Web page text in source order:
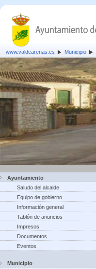
www.valdearenas.es Municipio
Ayuntamiento
Saludo del alcalde
Equipo de gobierno
Información general
Tablón de anuncios
Impresos
Documentos
Eventos
Municipio